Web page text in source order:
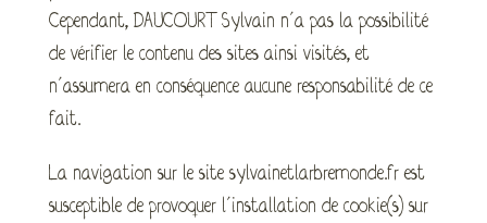
Cependant, DAUCOURT Sylvain n’a pas la possibilité
de vérifier le contenu des sites ainsi visités, et
n’assumera en conséquence aucune responsabilité de ce
fait.
La navigation sur le site sylvainetlarbremonde.fr est
susceptible de provoquer l’installation de cookie(s) sur